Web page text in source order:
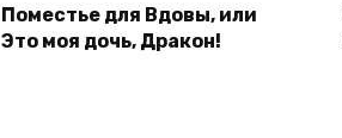
Поместье для Вдовы, или
Это моя дочь, Дракон!